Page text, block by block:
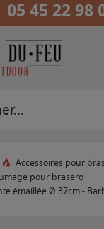
05 45 22 98
Accessoires pour
pour brasero
émaillée Ø 37cm -